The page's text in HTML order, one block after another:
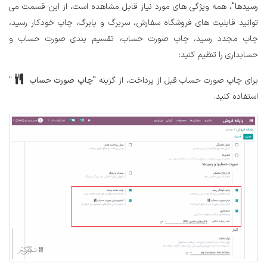
رسیدها"، همه ویژگی های مورد نیاز قابل مشاهده است، از این قسمت می
توانید قابلیت های فروشگاه سفارش، سربرگ و پابرگ، چاپ خودکار رسید،
چاپ مجدد رسید، چاپ صورت حساب، تقسیم بندی صورت حساب و
حسابداری را تنظیم کنید:
برای چاپ صورت حساب قبل از پرداخت، از گزینه "چاپ صورت حساب
"
استفاده کنید.